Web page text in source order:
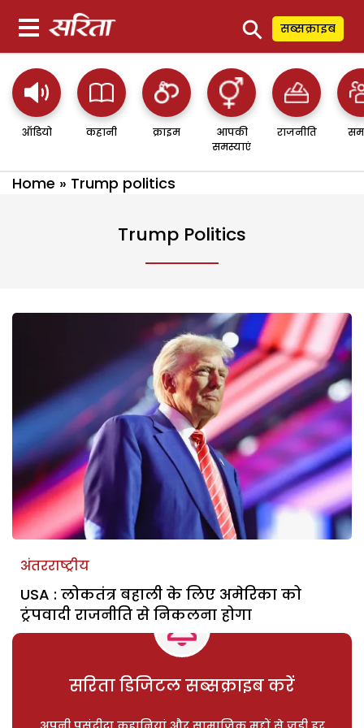
⚲ सब्सक्राइब
ऑडियो कहानी क्राइम
आपकी
समस्याएं
राजनीति
Home » Trump politics
Trump Politics
अंतरराष्ट्रीय
USA : लोकतंत्र बहाली के लिए अमेरिका को
ट्रंपवादी राजनीति से निकलना होगा
सरिता डिजिटल सब्सक्राइब करें